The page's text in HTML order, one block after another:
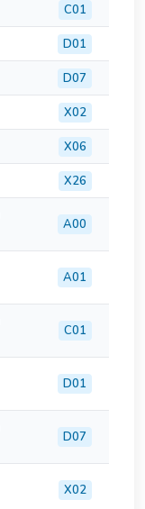
C01
D01
D07
X02
X06
X26
A00
A01
C01
D01
D07
X02